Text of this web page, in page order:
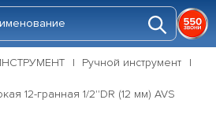
Ручной инструмент
12-гранная 1/2''DR (12 мм) AVS